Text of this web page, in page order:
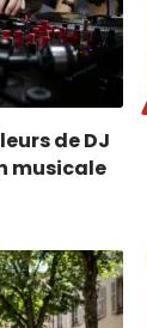
de DJ
musicale